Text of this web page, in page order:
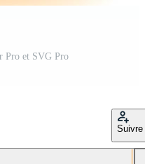
Pro et SVG Pro
Suivre